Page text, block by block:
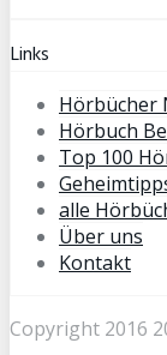
Links
Hörbücher
Hörbuch
Top 100
alle
Über uns
Kontakt
Copyright 2016